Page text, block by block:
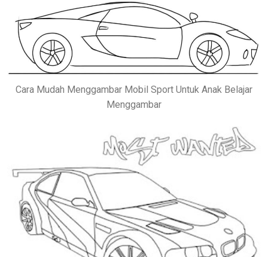
Cara Mudah Menggambar Mobil Sport Untuk Anak Belajar
Menggambar